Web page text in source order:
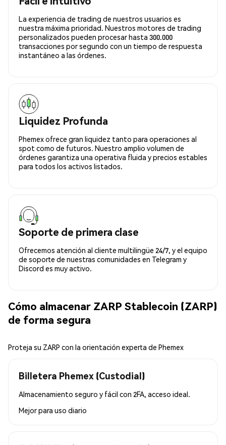
La experiencia de trading de nuestros usuarios es
nuestra máxima prioridad. Nuestros motores de trading
personalizados pueden procesar hasta 300.000
transacciones por segundo con un tiempo de respuesta
instantáneo a las órdenes.
Liquidez Profunda
Phemex ofrece gran liquidez tanto para operaciones al
spot como de futuros. Nuestro amplio volumen de
órdenes garantiza una operativa fluida y precios estables
para todos los activos listados.
Soporte de primera clase
Ofrecemos atención al cliente multilingüe 24/7, y el equipo
de soporte de nuestras comunidades en Telegram y
Discord es muy activo.
Cómo almacenar ZARP Stablecoin (ZARP)
de forma segura
Proteja su ZARP con la orientación experta de Phemex
Billetera Phemex (Custodial)
Almacenamiento seguro y fácil con 2FA, acceso ideal.
Mejor para uso diario